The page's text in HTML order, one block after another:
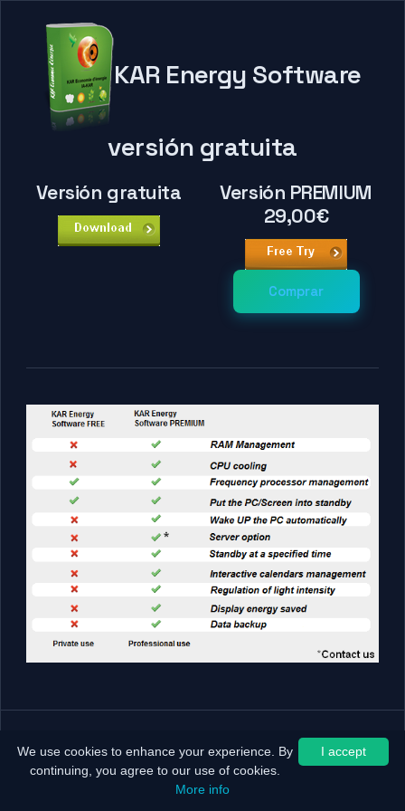
KAR Energy Software
versión gratuita
Versión gratuita
Versión PREMIUM
29,00€
Comprar
I accept
We use cookies to enhance your experience. By
continuing, you agree to our use of cookies.
More info